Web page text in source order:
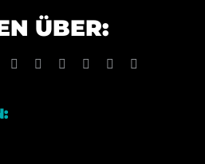
ÜBER:
LinkedInWhatsApp
TumblrPinterest Xing